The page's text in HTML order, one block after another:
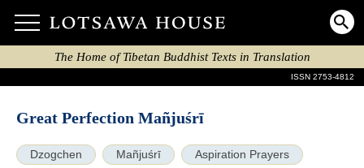
The Home of Tibetan Buddhist Texts in Translation
ISSN 2753-4812
Great Perfection Mañjuśrī
Dzogchen Mañjuśrī Aspiration Prayers